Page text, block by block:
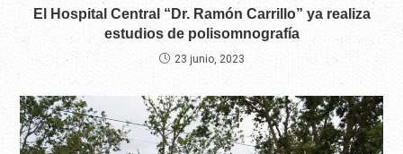
El Hospital Central “Dr. Ramón Carrillo” ya realiza
estudios de polisomnografía
23 junio, 2023